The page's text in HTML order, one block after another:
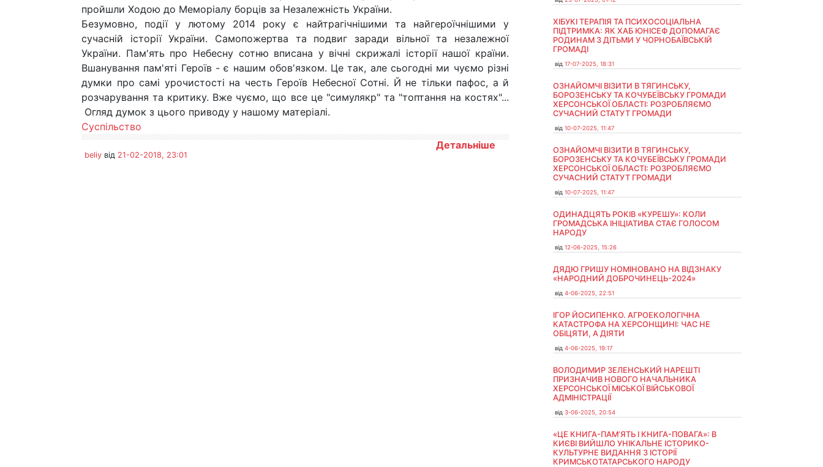
пройшли Ходою до Меморіалу борців за Незалежність України.
Безумовно, події у лютому 2014 року є найтрагічнішими та найгероїчнішими у
сучасній історії України. Самопожертва та подвиг заради вільної та незалежної
України. Пам'ять про Небесну сотню вписана у вічні скрижалі історії нашої країни.
Вшанування пам'яті Героїв - є нашим обов'язком. Це так, але сьогодні ми чуємо різні
думки про самі урочистості на честь Героїв Небесної Сотні. Й не тільки пафос, а й
розчарування та критику. Вже чуємо, що все це "симулякр" та "топтання на костях"...
Огляд думок з цього приводу у нашому матеріалі.
Суспільство
Детальніше
beliy від 21-02-2018, 23:01
ХІБУКІ ТЕРАПІЯ ТА ПСИХОСОЦІАЛЬНА
ПІДТРИМКА: ЯК ХАБ ЮНІСЕФ ДОПОМАГАЄ
РОДИНАМ З ДІТЬМИ У ЧОРНОБАЇВСЬКІЙ
ГРОМАДІ
від 17-07-2025, 18:31
ОЗНАЙОМЧІ ВІЗИТИ В ТЯГИНСЬКУ,
БОРОЗЕНСЬКУ ТА КОЧУБЕЇВСЬКУ ГРОМАДИ
ХЕРСОНСЬКОЇ ОБЛАСТІ: РОЗРОБЛЯЄМО
СУЧАСНИЙ СТАТУТ ГРОМАДИ
від 10-07-2025, 11:47
ОЗНАЙОМЧІ ВІЗИТИ В ТЯГИНСЬКУ,
БОРОЗЕНСЬКУ ТА КОЧУБЕЇВСЬКУ ГРОМАДИ
ХЕРСОНСЬКОЇ ОБЛАСТІ: РОЗРОБЛЯЄМО
СУЧАСНИЙ СТАТУТ ГРОМАДИ
від 10-07-2025, 11:47
ОДИНАДЦЯТЬ РОКІВ «КУРЕШУ»: КОЛИ
ГРОМАДСЬКА ІНІЦІАТИВА СТАЄ ГОЛОСОМ
НАРОДУ
від 12-06-2025, 15:26
ДЯДЮ ГРИШУ НОМІНОВАНО НА ВІДЗНАКУ
«НАРОДНИЙ ДОБРОЧИНЕЦЬ-2024»
від 4-06-2025, 22:51
ІГОР ЙОСИПЕНКО. АГРОЕКОЛОГІЧНА
КАТАСТРОФА НА ХЕРСОНЩИНІ: ЧАС НЕ
ОБІЦЯТИ, А ДІЯТИ
від 4-06-2025, 19:17
ВОЛОДИМИР ЗЕЛЕНСЬКИЙ НАРЕШТІ
ПРИЗНАЧИВ НОВОГО НАЧАЛЬНИКА
ХЕРСОНСЬКОЇ МІСЬКОЇ ВІЙСЬКОВОЇ
АДМІНІСТРАЦІЇ
від 3-06-2025, 20:54
«ЦЕ КНИГА-ПАМ’ЯТЬ І КНИГА-ПОВАГА»: В
КИЄВІ ВИЙШЛО УНІКАЛЬНЕ ІСТОРИКО-
КУЛЬТУРНЕ ВИДАННЯ З ІСТОРІЇ
КРИМСЬКОТАТАРСЬКОГО НАРОДУ